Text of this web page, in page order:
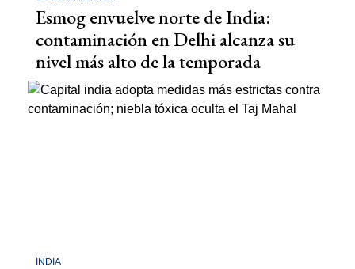
Esmog envuelve norte de India:
contaminación en Delhi alcanza su
nivel más alto de la temporada
INDIA